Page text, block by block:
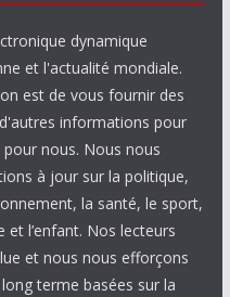
dynamique
et l'actualité mondiale.
est de vous fournir des
informations pour
nous. Nous nous
à jour sur la politique,
la santé, le sport,
l’enfant. Nos lecteurs
et nous nous efforçons
terme basées sur la